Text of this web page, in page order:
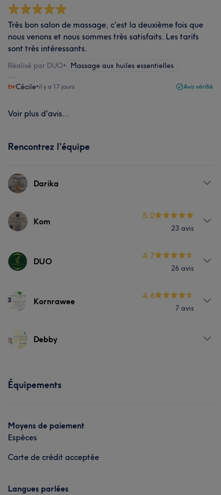
Très bon salon de massage, c'est la deuxième fois que
nous venons et nous sommes très satisfaits. Les tarifs
sont très intéressants.
Réalisé par DUO• Massage aux huiles essentielles
Cécile•il y a 17 jours Avis vérifié
Voir plus d'avis...
Rencontrez l'équipe
Darika
Prestations
Kom
5.0
23 avis
Prestations
DUO
4.7
26 avis
Prestations
Épilation
Kornrawee
4.6
7 avis
Prestations
Debby
Équipements
Moyens de paiement
Espèces
Carte de crédit acceptée
Langues parlées